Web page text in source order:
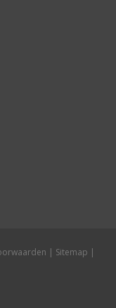
| Sitemap |